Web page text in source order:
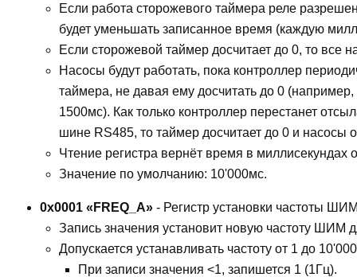
Если работа сторожевого таймера реле
будет уменьшать записанное время (каждую
Если сторожевой таймер досчитает до 0, то все
Насосы будут работать, пока контроллер
таймера, не давая ему досчитать до 0
1500мс). Как только контроллер перестанет
шине RS485, то таймер досчитает до 0 и насосы
Чтение регистра вернёт время в миллисекундах
Значение по умолчанию: 10'000мс.
0x0001 «FREQ_A» - Регистр установки частоты
Запись значения установит новую частоту ШИМ
Допускается устанавливать частоту от 1 до
При записи значения <1, запишется 1 (1Гц).